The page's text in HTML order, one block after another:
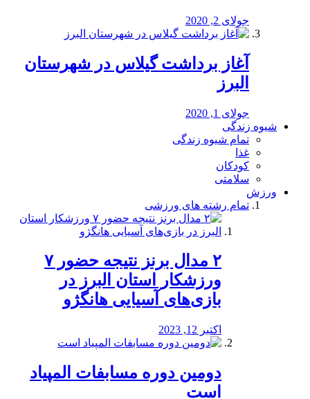
جولای 2, 2020
آغاز برداشت گیلاس در شهرستان
البرز
جولای 1, 2020
شیوه زندگی
تمام شیوه زندگی
غذا
کودکان
سلامتی
ورزش
تمام رشته های ورزشی
۲ مدال برنز نتیجه حضور ۷
ورزشکار استان البرز در
بازی‌های آسیایی هانگژو
اکتبر 12, 2023
دومین دوره مسابفات المپیاد
است